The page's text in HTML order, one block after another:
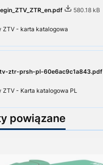
580.18 kB
ZTV - karta katalogowa
ztr-prsh-pl-60e6ac9c1a843.pdf
ZTV - Karta katalogowa PL
powiązane